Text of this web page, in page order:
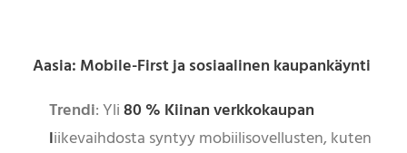
Aasia: Mobile-First ja sosiaalinen kaupankäynti
Trendi: Yli80 % Kiinan verkkokaupan
liikevaihdosta syntyy mobiilisovellusten, kuten